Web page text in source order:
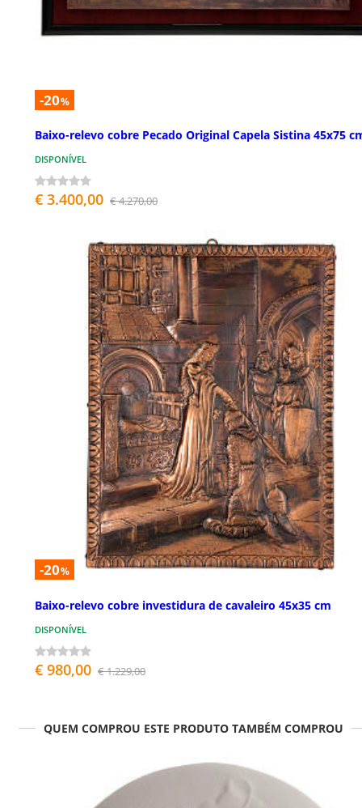
-20%
Baixo-relevo cobre Pecado Original Capela Sistina 45x75
DISPONÍVEL
€ 3.400,00 € 4.270,00
-20%
Baixo-relevo cobre investidura de cavaleiro 45x35 cm
DISPONÍVEL
€ 980,00 € 1.229,00
QUEM COMPROU ESTE PRODUTO TAMBÉM COMPROU